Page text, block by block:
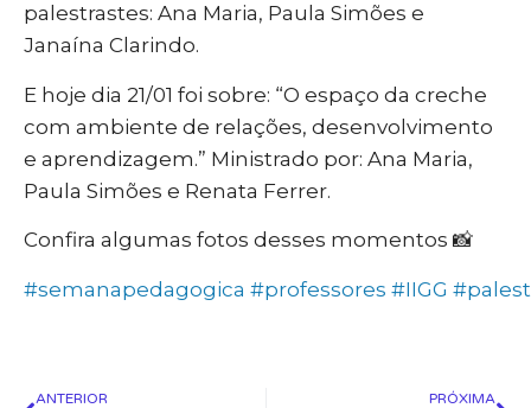
palestrastes: Ana Maria, Paula Simões e
Janaína Clarindo.
E hoje dia 21/01 foi sobre: “O espaço da creche
com ambiente de relações, desenvolvimento
e aprendizagem.” Ministrado por: Ana Maria,
Paula Simões e Renata Ferrer.
Confira algumas fotos desses momentos 📸
#semanapedagogica #professores #IIGG
ANTERIOR PRÓXIMA